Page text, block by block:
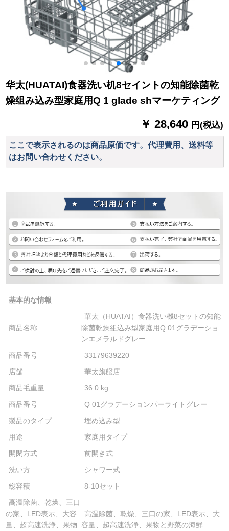
华太(HUATAI)食器洗い机8セイントの知能除菌乾
燥组み込み型家庭用Q 1 glade shマーケティング
￥ 28,640 円(税込)
ここで表示されるのは商品原価です。代理費用、送料等
はお問い合わせください。
基本的な情報
商品名称
華太（HUATAI）食器洗い機8セットの知能
除菌乾燥組込み型家庭用Q 01グラデーショ
ンエメラルドグレー
商品番号
33179639220
店舗
華太旗艦店
商品毛重量
36.0 kg
商品番号
Q 01グラデーションパーライトグレー
製品のタイプ
埋め込み型
用途
家庭用タイプ
開閉方式
前開き式
洗い方
シャワー式
総容積
8-10セット
高温除菌、乾燥、三口
の家、LED表示、大容
量、超高速洗浄、果物
高温除菌、乾燥、三口の家、LED表示、大
容量、超高速洗浄、果物と野菜の海鮮